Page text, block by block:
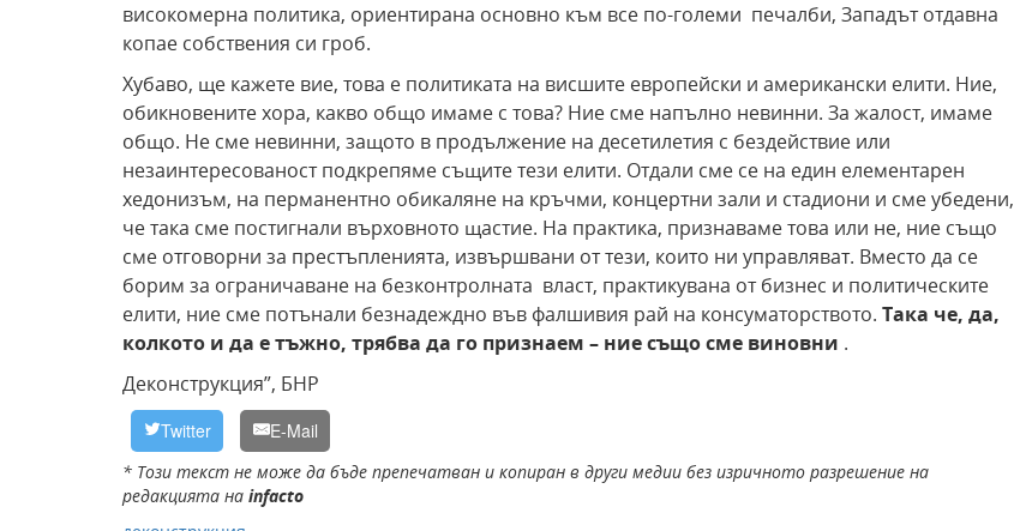
високомерна политика, ориентирана основно към все по-големи печалби, Западът отдавна
копае собствения си гроб.
Хубаво, ще кажете вие, това е политиката на висшите европейски и американски елити. Ние,
обикновените хора, какво общо имаме с това? Ние сме напълно невинни. За жалост, имаме
общо. Не сме невинни, защото в продължение на десетилетия с бездействие или
незаинтересованост подкрепяме същите тези елити. Отдали сме се на един елементарен
хедонизъм, на перманентно обикаляне на кръчми, концертни зали и стадиони и сме убедени,
че така сме постигнали върховното щастие. На практика, признаваме това или не, ние също
сме отговорни за престъпленията, извършвани от тези, които ни управляват. Вместо да се
борим за ограничаване на безконтролната власт, практикувана от бизнес и политическите
елити, ние сме потънали безнадеждно във фалшивия рай на консуматорството. Така че, да,
колкото и да е тъжно, трябва да го признаем – ние също сме виновни .
Деконструкция”, БНР
Twitter E-Mail
* Този текст не може да бъде препечатван и копиран в други медии без изричното разрешение на
редакцията на infacto